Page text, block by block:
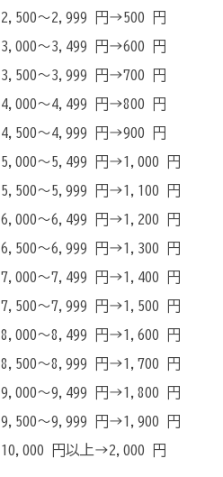
2,500～2,999 円→500 円
3,000～3,499 円→600 円
3,500～3,999 円→700 円
4,000～4,499 円→800 円
4,500～4,999 円→900 円
5,000～5,499 円→1,000 円
5,500～5,999 円→1,100 円
6,000～6,499 円→1,200 円
6,500～6,999 円→1,300 円
7,000～7,499 円→1,400 円
7,500～7,999 円→1,500 円
8,000～8,499 円→1,600 円
8,500～8,999 円→1,700 円
9,000～9,499 円→1,800 円
9,500～9,999 円→1,900 円
10,000 円以上→2,000 円